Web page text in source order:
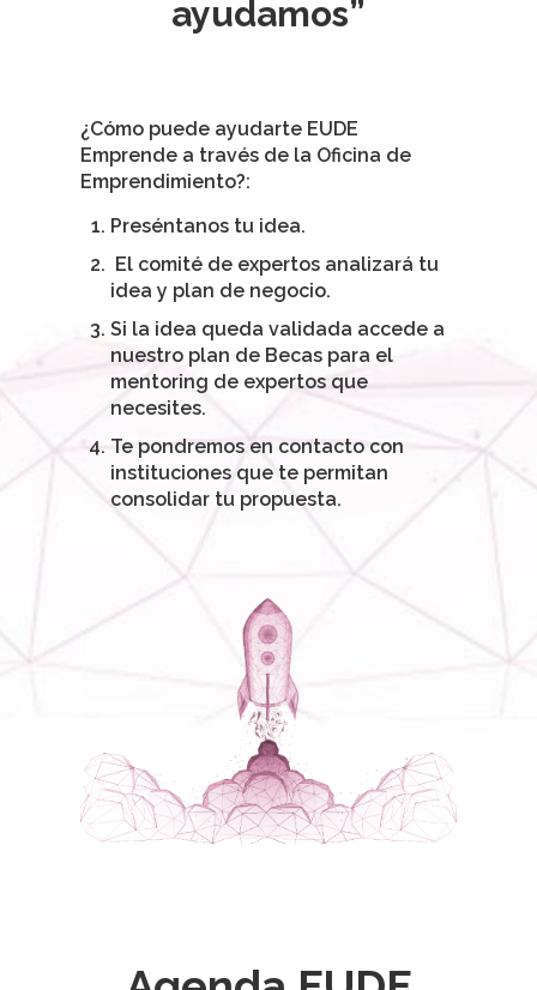
ayudamos”
¿Cómo puede ayudarte EUDE
Emprende a través de la Oficina de
Emprendimiento?:
Preséntanos tu idea.
El comité de expertos analizará tu
idea y plan de negocio.
Si la idea queda validada accede a
nuestro plan de Becas para el
mentoring de expertos que
necesites.
Te pondremos en contacto con
instituciones que te permitan
consolidar tu propuesta.